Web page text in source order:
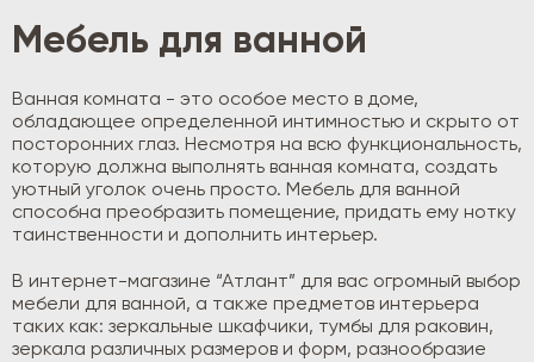
Мебель для ванной
Ванная комната - это особое место в доме,
обладающее определенной интимностью и скрыто от
посторонних глаз. Несмотря на всю функциональность,
которую должна выполнять ванная комната, создать
уютный уголок очень просто. Мебель для ванной
способна преобразить помещение, придать ему нотку
таинственности и дополнить интерьер.
В интернет-магазине “Атлант” для вас огромный выбор
мебели для ванной, а также предметов интерьера
таких как: зеркальные шкафчики, тумбы для раковин,
зеркала различных размеров и форм, разнообразие